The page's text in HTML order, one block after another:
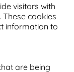
visitors with
cookies
information to
are being